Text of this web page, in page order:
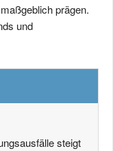
prägen.
und
steigt